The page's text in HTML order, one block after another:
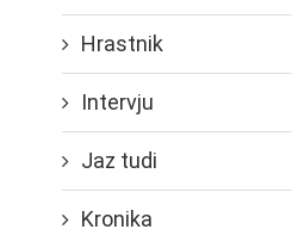
Hrastnik
Intervju
Jaz tudi
Kronika